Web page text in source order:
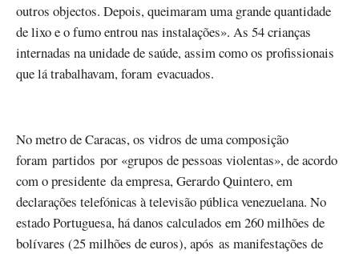
outros objectos. Depois, queimaram uma grande quantidade
de lixo e o fumo entrou nas instalações». As 54 crianças
internadas na unidade de saúde, assim como os profissionais
que lá trabalhavam, foram evacuados.
No metro de Caracas, os vidros de uma composição
foram partidos por «grupos de pessoas violentas», de acordo
com o presidente da empresa, Gerardo Quintero, em
declarações telefónicas à televisão pública venezuelana. No
estado Portuguesa, há danos calculados em 260 milhões de
bolívares (25 milhões de euros), após as manifestações de